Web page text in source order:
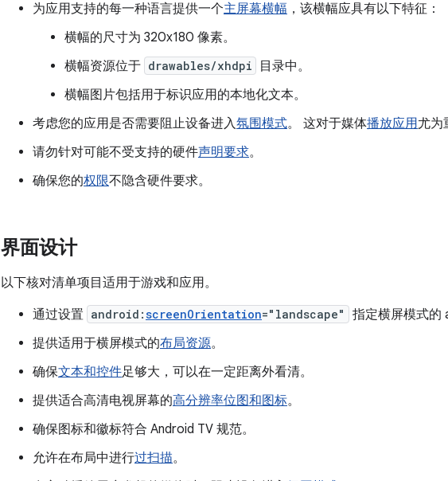
为应用支持的每一种语言提供一个主屏幕横幅 ，该横幅应具有以下特征：
横幅的尺寸为 320x180 像素。
横幅资源位于 drawables/xhdpi
目录中。
横幅图片包括用于标识应用的本地化文本。
考虑您的应用是否需要阻止设备进入氛围模式。 这对于媒体播放应用尤为
请勿针对可能不受支持的硬件声明要求。
确保您的权限不隐含硬件要求。
界面设计
以下核对清单项目适用于游戏和应用。
通过设置 android:screenOrientation="landscape"
指定横屏模式的
提供适用于横屏模式的布局资源。
确保文本和控件足够大，可以在一定距离外看清。
提供适合高清电视屏幕的高分辨率位图和图标。
确保图标和徽标符合 Android TV 规范。
允许在布局中进行过扫描。